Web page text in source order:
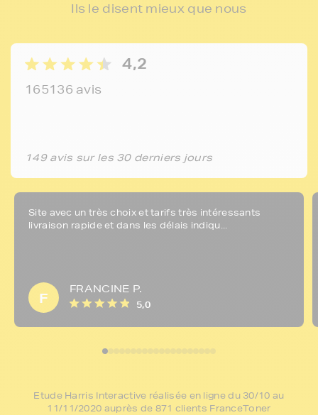
Ils le disent mieux que nous
4,2
165136 avis
149 avis sur les 30 derniers jours
Site avec un très choix et tarifs très intéressants
livraison rapide et dans les délais indiqu...
F
FRANCINE P.
5,0
Etude Harris Interactive réalisée en ligne du 30/10 au
11/11/2020 auprès de 871 clients FranceToner